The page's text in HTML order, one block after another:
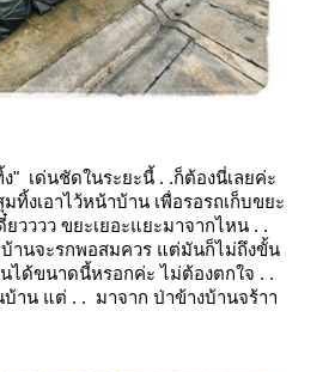
" เด่นชัดในระยะนี้ . .ก็ต้องนี่เลยค่ะ
ทิ้งเอาไว้หน้าบ้าน เพื่อรอรถเก็บขยะ
ยวววว ขยะเยอะแยะมาจากไหน . .
านจะรกพอสมควร แต่มันก็ไม่ถึงขั้น
ได้ขนาดนี้หรอกค่ะ ไม่ต้องตกใจ . .
าน แต่ . . มาจาก ป่าข้างบ้านจร้าา